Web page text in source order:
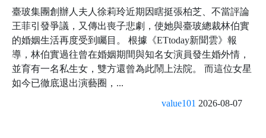
臺玻集團創辦人夫人徐莉玲近期因瞎挺張柏芝、不當評論
王菲引發爭議，又傳出喪子悲劇，使她與臺玻總裁林伯實
的婚姻生活再度受到矚目。 根據《ETtoday新聞雲》報
導，林伯實過往曾在婚姻期間與知名女演員發生婚外情，
並育有一名私生女，雙方還曾為此鬧上法院。 而這位女星
如今已徹底退出演藝圈，...
value101 2026-08-07